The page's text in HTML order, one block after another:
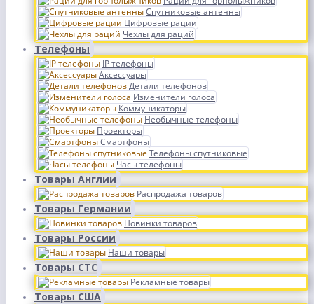
Спутниковые антенны
Цифровые рации
Чехлы для раций
Телефоны
IP телефоны
Аксессуары
Детали телефонов
Изменители голоса
Коммуникаторы
Необычные телефоны
Проекторы
Смартфоны
Телефоны спутниковые
Часы телефоны
Товары Англии
Распродажа товаров
Товары Германии
Новинки товаров
Товары России
Наши товары
Товары СТС
Рекламные товары
Товары США